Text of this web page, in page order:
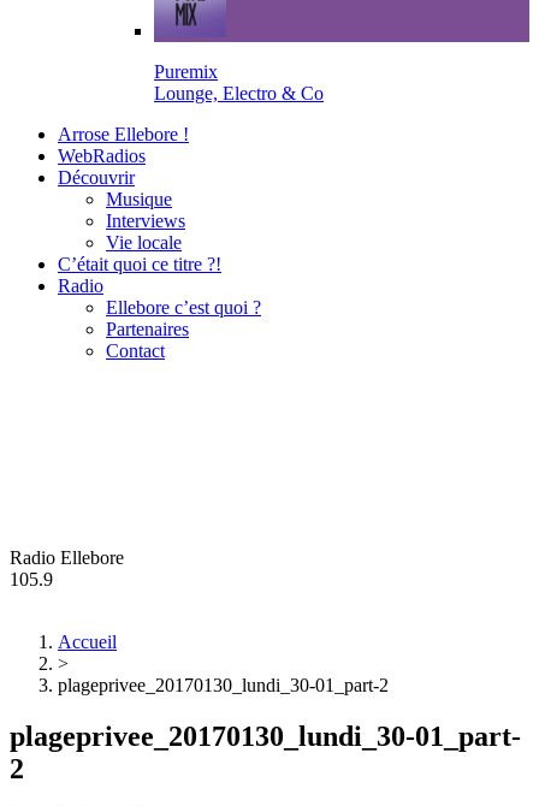
Puremix
Lounge, Electro & Co
Arrose Ellebore !
WebRadios
Découvrir
Musique
Interviews
Vie locale
C’était quoi ce titre ?!
Radio
Ellebore c’est quoi ?
Partenaires
Contact
Radio Ellebore
105.9
Accueil
>
plageprivee_20170130_lundi_30-01_part-2
plageprivee_20170130_lundi_30-01_part-
2